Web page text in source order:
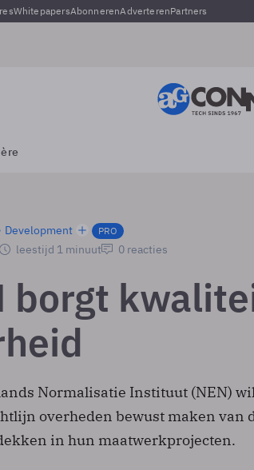
WhitepapersAbonnerenAdverterenPartners
Development PRO
leestijd 1 minuut 0 reacties
borgt
Normalisatie Instituut (NEN)
overheden bewust maken van
in hun maatwerkprojecten.